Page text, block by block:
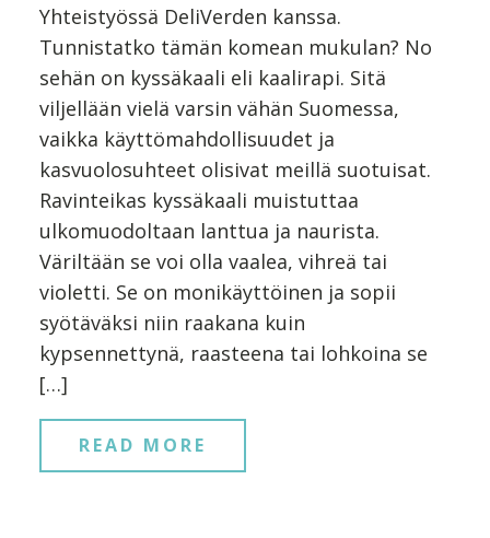
Yhteistyössä DeliVerden kanssa.
Tunnistatko tämän komean mukulan? No
sehän on kyssäkaali eli kaalirapi. Sitä
viljellään vielä varsin vähän Suomessa,
vaikka käyttömahdollisuudet ja
kasvuolosuhteet olisivat meillä suotuisat.
Ravinteikas kyssäkaali muistuttaa
ulkomuodoltaan lanttua ja naurista.
Väriltään se voi olla vaalea, vihreä tai
violetti. Se on monikäyttöinen ja sopii
syötäväksi niin raakana kuin
kypsennettynä, raasteena tai lohkoina se
[…]
READ MORE